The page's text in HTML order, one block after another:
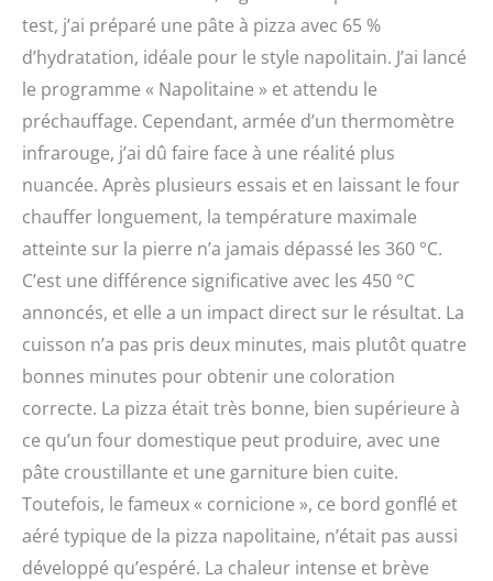
test, j’ai préparé une pâte à pizza avec 65 %
d’hydratation, idéale pour le style napolitain. J’ai lancé
le programme « Napolitaine » et attendu le
préchauffage. Cependant, armée d’un thermomètre
infrarouge, j’ai dû faire face à une réalité plus
nuancée. Après plusieurs essais et en laissant le four
chauffer longuement, la température maximale
atteinte sur la pierre n’a jamais dépassé les 360 °C.
C’est une différence significative avec les 450 °C
annoncés, et elle a un impact direct sur le résultat. La
cuisson n’a pas pris deux minutes, mais plutôt quatre
bonnes minutes pour obtenir une coloration
correcte. La pizza était très bonne, bien supérieure à
ce qu’un four domestique peut produire, avec une
pâte croustillante et une garniture bien cuite.
Toutefois, le fameux « cornicione », ce bord gonflé et
aéré typique de la pizza napolitaine, n’était pas aussi
développé qu’espéré. La chaleur intense et brève